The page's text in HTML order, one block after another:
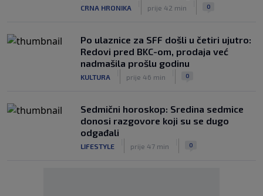
CRNA HRONIKA prije 42 min 0
Po ulaznice za SFF došli u četiri ujutro:
Redovi pred BKC-om, prodaja već
nadmašila prošlu godinu
KULTURA prije 46 min 0
Sedmični horoskop: Sredina sedmice
donosi razgovore koji su se dugo
odgađali
LIFESTYLE prije 47 min 0